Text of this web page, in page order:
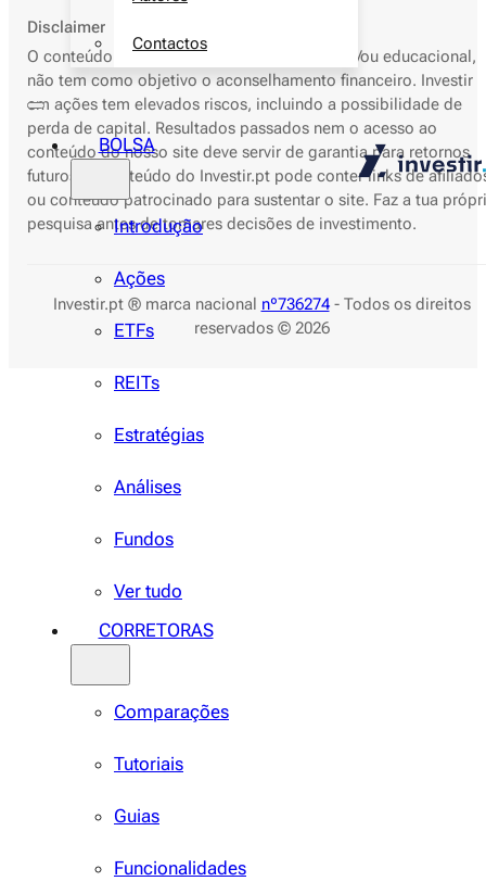
Contactos
BOLSA
Introdução
Ações
ETFs
REITs
Estratégias
Análises
Fundos
Ver tudo
CORRETORAS
Comparações
Tutoriais
Guias
Funcionalidades
Disclaimer
O conteúdo deste site é apenas informativo e/ou educacional,
não tem como objetivo o aconselhamento financeiro. Investir
em ações tem elevados riscos, incluindo a possibilidade de
perda de capital. Resultados passados nem o acesso ao
conteúdo do nosso site deve servir de garantia para retornos
futuros. O conteúdo do Investir.pt pode conter links de
ou conteúdo patrocinado para sustentar o site. Faz a tua
pesquisa antes de tomares decisões de investimento.
Investir.pt ® marca nacional nº736274- Todos os direitos
reservados © 2026